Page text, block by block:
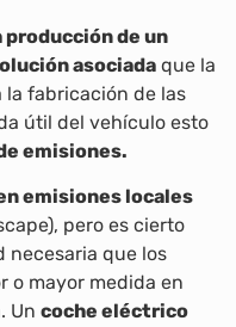
producción de un
asociada que la
fabricación de las
útil del vehículo esto
emisiones.
emisiones locales
pero es cierto
necesaria que los
o mayor medida en
Un coche eléctrico